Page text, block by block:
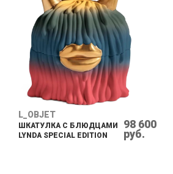
L_OBJET
ШКАТУЛКА С БЛЮДЦАМИ
LYNDA SPECIAL EDITION
98 600
руб.